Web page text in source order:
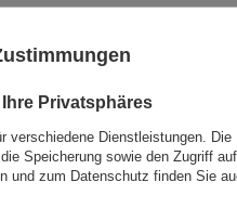
Privatsphäres
verschiedene Dienstleistungen. Die
Speicherung sowie den Zugriff
und zum Datenschutz finden Sie